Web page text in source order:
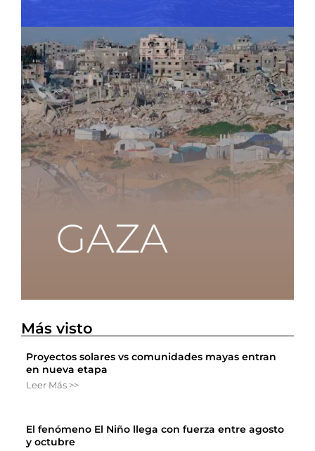
Más visto
Proyectos solares vs comunidades mayas entran
en nueva etapa
Leer Más >>
El fenómeno El Niño llega con fuerza entre agosto
y octubre